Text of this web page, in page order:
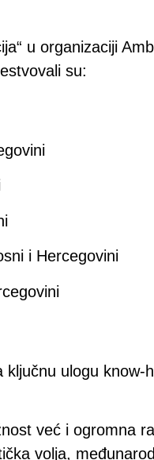
u organizaciji
su:
i Hercegovini
ulogu
već i ogromna
volja,